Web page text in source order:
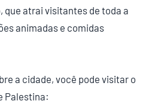
que atrai visitantes de toda a
animadas e comidas
a cidade, você pode visitar o
Palestina: